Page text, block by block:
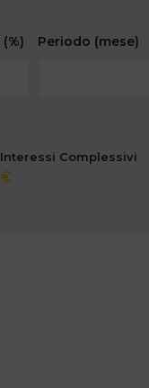
(%) Periodo (mese)
Interessi Complessivi